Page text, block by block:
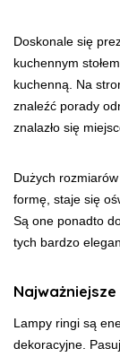
Doskonale się
kuchennym
kuchenną. Na
znaleźć porady
znalazło się
Dużych
formę, staje się
Są one ponadto
tych bardzo
Lampy ringi są
dekoracyjne.